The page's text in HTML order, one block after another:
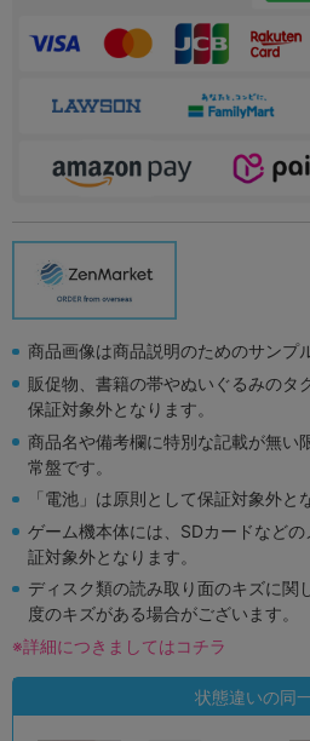
商品画像は商品説明のためのサンプ
販促物、書籍の帯やぬいぐるみのタ
保証対象外となります。
商品名や備考欄に特別な記載が無い
常盤です。
「電池」は原則として保証対象外と
ゲーム機本体には、SDカードなど
証対象外となります。
ディスク類の読み取り面のキズに関
度のキズがある場合がございます。
※詳細につきましてはコチラ
状態違いの同